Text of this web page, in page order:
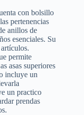
con bolsillo
pertenencias
anillos de
esenciales. Su
permite
asas superiores
incluye un
un practico
prendas